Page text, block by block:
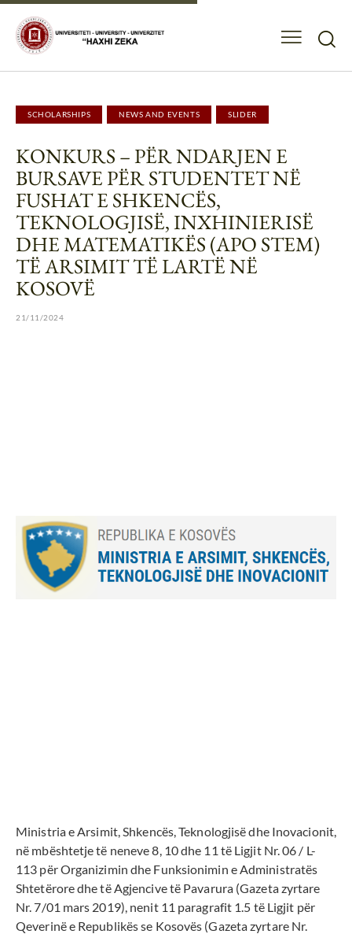
SCHOLARSHIPS NEWS AND EVENTS SLIDER
KONKURS – PËR NDARJEN E
BURSAVE PËR STUDENTET NË
FUSHAT E SHKENCËS,
TEKNOLOGJISË, INXHINIERISË
DHE MATEMATIKËS (APO STEM)
TË ARSIMIT TË LARTË NË
KOSOVË
21/11/2024
Ministria e Arsimit, Shkencës, Teknologjisë dhe Inovacionit,
në mbështetje të neneve 8, 10 dhe 11 të Ligjit Nr. 06 / L-
113 për Organizimin dhe Funksionimin e Administratës
Shtetërore dhe të Agjencive të Pavarura (Gazeta zyrtare
Nr. 7/01 mars 2019), nenit 11 paragrafit 1.5 të Ligjit për
Qeverinë e Republikës se Kosovës (Gazeta zyrtare Nr.